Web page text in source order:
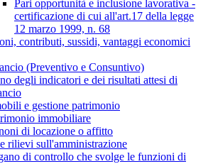
Pari opportunità e inclusione lavorativa -
certificazione di cui all'art.17 della legge
12 marzo 1999, n. 68
contributi, sussidi, vantaggi economici
(Preventivo e Consuntivo)
degli indicatori e dei risultati attesi di
e gestione patrimonio
immobiliare
di locazione o affitto
rilievi sull'amministrazione
di controllo che svolge le funzioni di